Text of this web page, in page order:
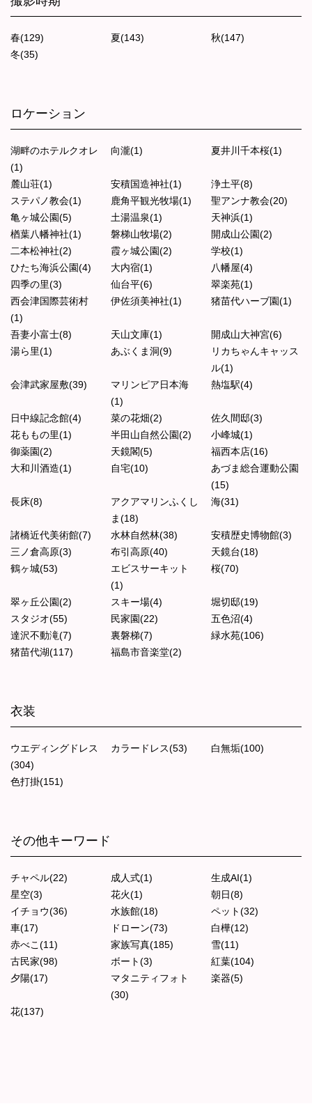
春(129) 夏(143)
秋(147)
冬(35)
ロケーション
湖畔のホテルクオレ
(1)
向瀧(1) 夏井川千本桜(1)
麓山荘(1) 安積国造神社(1)
浄土平(8)
ステパノ教会(1)
鹿角平観光牧場(1)
聖アンナ教会(20)
亀ヶ城公園(5)
土湯温泉(1)
天神浜(1)
楢葉八幡神社(1)
磐梯山牧場(2)
開成山公園(2)
二本松神社(2)
霞ヶ城公園(2)
学校(1)
ひたち海浜公園(4)
大内宿(1)
八幡屋(4)
四季の里(3)
仙台平(6)
翠楽苑(1)
西会津国際芸術村
(1)
伊佐須美神社(1) 猪苗代ハーブ園(1)
吾妻小富士(8) 天山文庫(1)
開成山大神宮(6)
湯ら里(1)
あぶくま洞(9)
リカちゃんキャッス
ル(1)
会津武家屋敷(39)
マリンピア日本海
(1)
熱塩駅(4)
日中線記念館(4) 菜の花畑(2)
佐久間邸(3)
花ももの里(1)
半田山自然公園(2)
小峰城(1)
御薬園(2)
天鏡閣(5)
福西本店(16)
大和川酒造(1)
自宅(10)
あづま総合運動公園
(15)
長床(8)
アクアマリンふくし
ま(18)
海(31)
諸橋近代美術館(7) 水林自然林(38)
安積歴史博物館(3)
三ノ倉高原(3)
布引高原(40)
天鏡台(18)
鶴ヶ城(53)
エビスサーキット
(1)
桜(70)
翠ヶ丘公園(2) スキー場(4)
堀切邸(19)
スタジオ(55)
民家園(22)
五色沼(4)
達沢不動滝(7)
裏磐梯(7)
緑水苑(106)
猪苗代湖(117)
福島市音楽堂(2)
衣装
ウエディングドレス
(304)
カラードレス(53) 白無垢(100)
色打掛(151)
その他キーワード
チャペル(22) 成人式(1)
生成AI(1)
星空(3)
花火(1)
朝日(8)
イチョウ(36)
水族館(18)
ペット(32)
車(17)
ドローン(73)
白樺(12)
赤べこ(11)
家族写真(185)
雪(11)
古民家(98)
ボート(3)
紅葉(104)
夕陽(17)
マタニティフォト
(30)
楽器(5)
花(137)